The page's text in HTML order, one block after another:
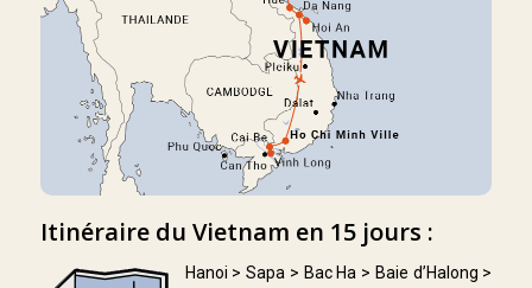
Itinéraire du Vietnam en 15 jours :
Hanoi > Sapa > Bac Ha > Baie d’Halong >